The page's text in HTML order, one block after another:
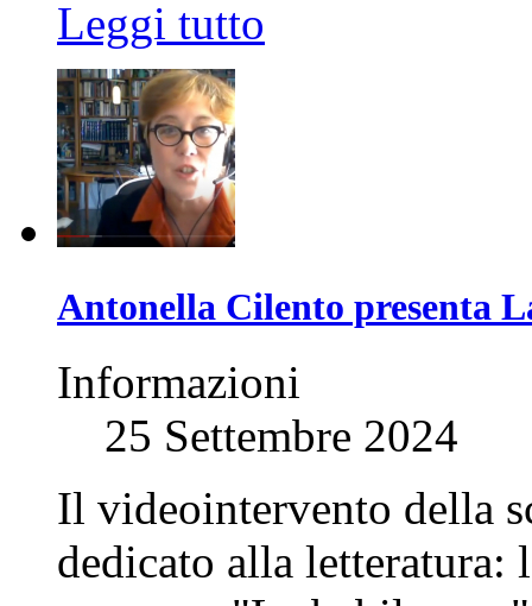
Leggi tutto
Antonella Cilento presenta
Informazioni
25 Settembre 2024
Il videointervento della
dedicato alla letteratura: